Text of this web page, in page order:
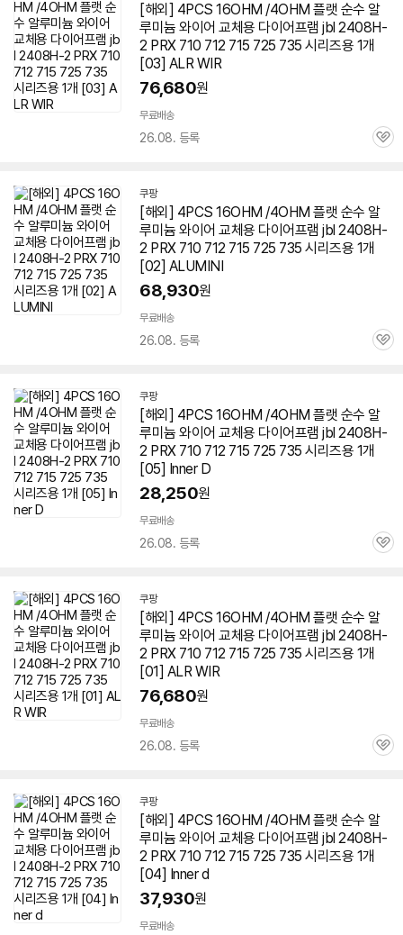
[해외] 4PCS 16OHM /4OHM 플랫 순수 알
루미늄 와이어 교체용 다이어프램 jbl 2408H-
2 PRX 710 712 715 725 735 시리즈용 1개
[03] ALR WIR
76,680원
무료배송
26.08. 등록
관
쿠팡
[해외] 4PCS 16OHM /4OHM 플랫 순수 알
루미늄 와이어 교체용 다이어프램 jbl 2408H-
2 PRX 710 712 715 725 735 시리즈용 1개
[02] ALUMINI
68,930원
무료배송
26.08. 등록
관
쿠팡
[해외] 4PCS 16OHM /4OHM 플랫 순수 알
루미늄 와이어 교체용 다이어프램 jbl 2408H-
2 PRX 710 712 715 725 735 시리즈용 1개
[05] Inner D
28,250원
무료배송
26.08. 등록
관
쿠팡
[해외] 4PCS 16OHM /4OHM 플랫 순수 알
루미늄 와이어 교체용 다이어프램 jbl 2408H-
2 PRX 710 712 715 725 735 시리즈용 1개
[01] ALR WIR
76,680원
무료배송
26.08. 등록
관
쿠팡
[해외] 4PCS 16OHM /4OHM 플랫 순수 알
루미늄 와이어 교체용 다이어프램 jbl 2408H-
2 PRX 710 712 715 725 735 시리즈용 1개
[04] Inner d
37,930원
무료배송